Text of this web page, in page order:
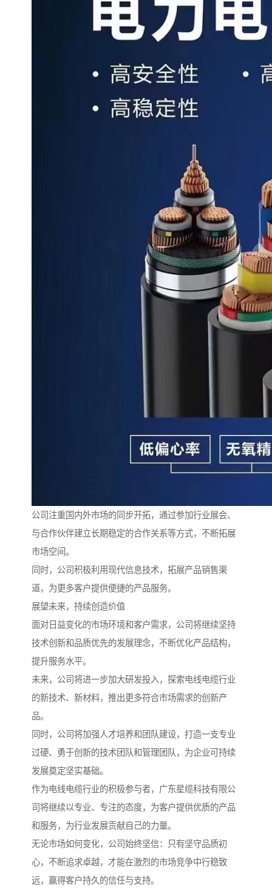
公司注重国内外市场的同步开拓，通过参加行业展会、
与合作伙伴建立长期稳定的合作关系等方式，不断拓展
市场空间。
同时，公司积极利用现代信息技术，拓展产品销售渠
道，为更多客户提供便捷的产品服务。
展望未来，持续创造价值
面对日益变化的市场环境和客户需求，公司将继续坚持
技术创新和品质优先的发展理念，不断优化产品结构，
提升服务水平。
未来，公司将进一步加大研发投入，探索电线电缆行业
的新技术、新材料，推出更多符合市场需求的创新产
品。
同时，公司将加强人才培养和团队建设，打造一支专业
过硬、勇于创新的技术团队和管理团队，为企业可持续
发展奠定坚实基础。
作为电线电缆行业的积极参与者，广东星缆科技有限公
司将继续以专业、专注的态度，为客户提供优质的产品
和服务，为行业发展贡献自己的力量。
无论市场如何变化，公司始终坚信：只有坚守品质初
心，不断追求卓越，才能在激烈的市场竞争中行稳致
远，赢得客户持久的信任与支持。